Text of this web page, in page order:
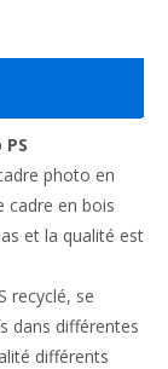
photo en
cadre en bois
et la qualité est
recyclé, se
dans différentes
différents